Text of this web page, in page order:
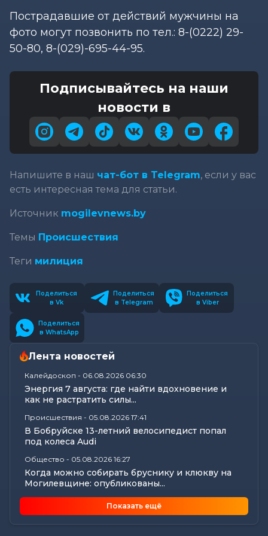
Пострадавшие от действий мужчины на
фото могут позвонить по тел.: 8-(0222) 29-
50-80, 8-(029)-695-44-95.
Подписывайтесь на наши
новости в
Напишите в наш чат-бот в Telegram, если у вас
есть интересная тема для статьи.
Источник mogilevnews.by
Темы Происшествия
Теги милиция
Поделиться
в Vk
Поделиться
в Telegram
Поделиться
в Viber
Поделиться
в WhatsApp
Лента новостей
Калейдоскоп - 06.08.2026 06:30
Энергия 7 августа: где найти вдохновение и
как не растратить силы...
Происшествия - 05.08.2026 17:41
В Бобруйске 13-летний велосипедист попал
под колеса Audi
Общество - 05.08.2026 16:27
Когда можно собирать бруснику и клюкву на
Могилевщине: опубликованы...
Любовь и спорт: секреты семейного счастья
лучников Кузнецовых из...
Показать ещё